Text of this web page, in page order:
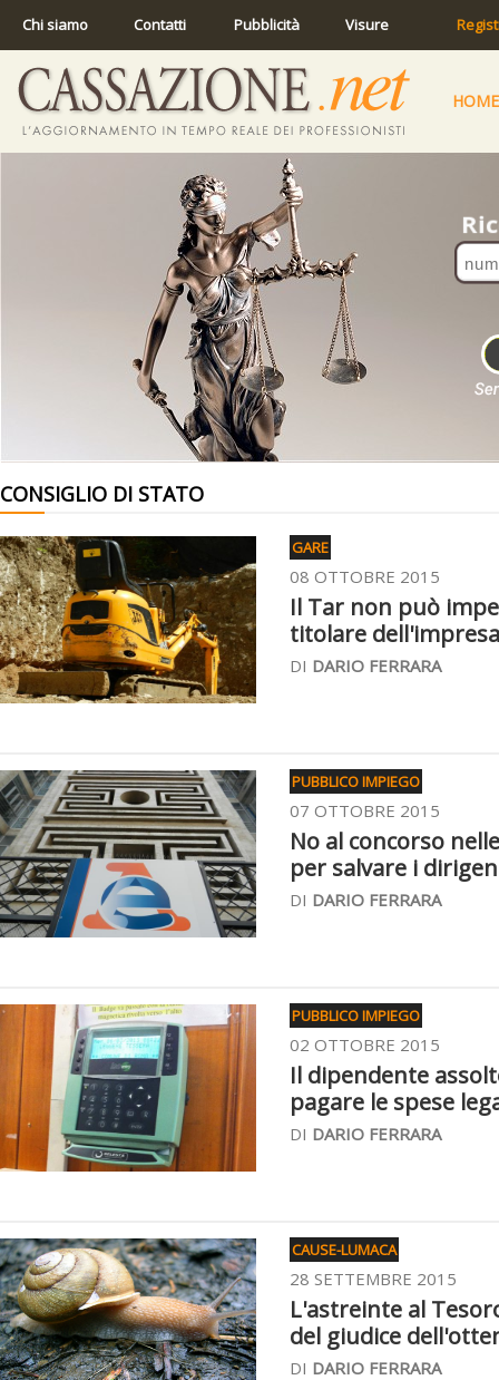
Chi siamo Contatti Pubblicità Visure
HOME
CONSIGLIO DI STATO
GARE
08 OTTOBRE 2015
Il Tar non può
titolare
DI DARIO FERRARA
PUBBLICO IMPIEGO
07 OTTOBRE 2015
No al concorso
per salvare i
DI DARIO FERRARA
PUBBLICO IMPIEGO
02 OTTOBRE 2015
Il dipendente
pagare le spese
DI DARIO FERRARA
CAUSE-LUMACA
28 SETTEMBRE 2015
L'astreinte al
del giudice
DI DARIO FERRARA